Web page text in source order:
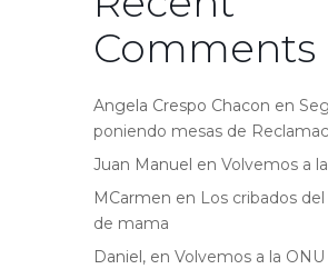
Comments
Angela Crespo Chacon en
poniendo mesas de
Juan Manuel en Volvemos a
MCarmen en Los cribados
de mama
Daniel, en Volvemos a la ONU